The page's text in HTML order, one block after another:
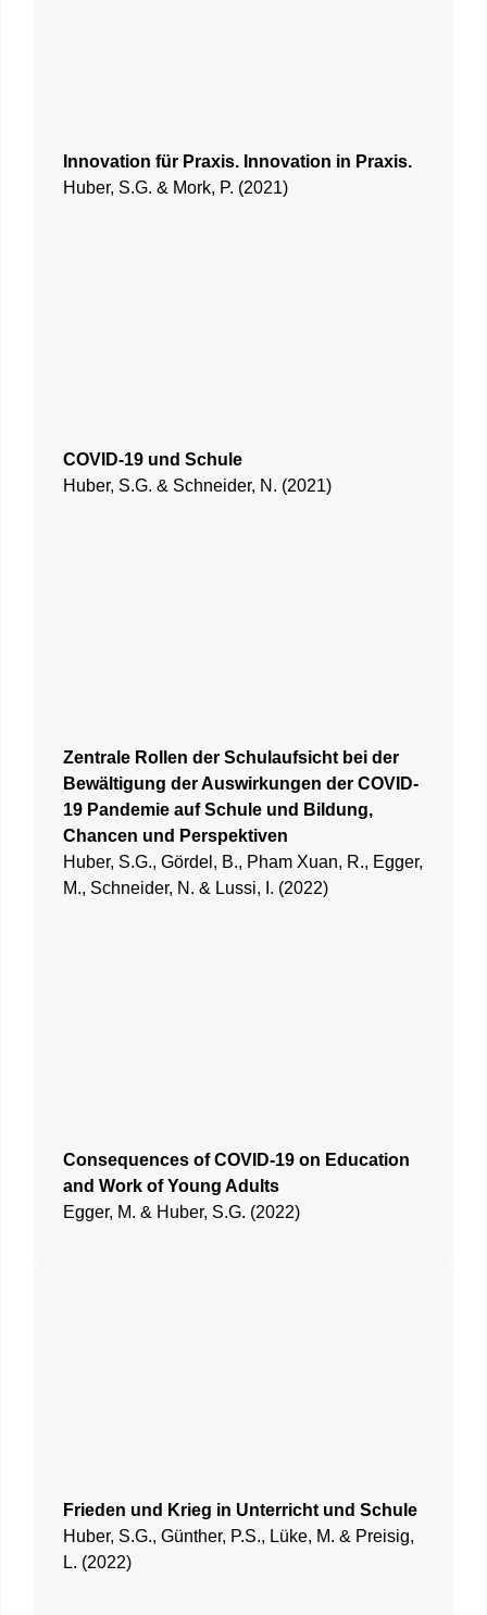
Innovation für Praxis. Innovation in Praxis.
Huber, S.G. & Mork, P. (2021)
COVID-19 und Schule
Huber, S.G. & Schneider, N. (2021)
Zentrale Rollen der Schulaufsicht bei der
Bewältigung der Auswirkungen der COVID-
19 Pandemie auf Schule und Bildung,
Chancen und Perspektiven
Huber, S.G., Gördel, B., Pham Xuan, R., Egger,
M., Schneider, N. & Lussi, I. (2022)
Consequences of COVID-19 on Education
and Work of Young Adults
Egger, M. & Huber, S.G. (2022)
Frieden und Krieg in Unterricht und Schule
Huber, S.G., Günther, P.S., Lüke, M. & Preisig,
L. (2022)